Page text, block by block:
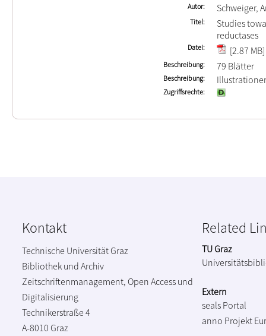
Autor Schweiger,
Titel
Studies
reductases
Datei [2.87 MB]
Beschreibung 79 Blätter
Beschreibung
Zugriffsrechte
Kontakt
Technische Universität Graz
Bibliothek und Archiv
Zeitschriftenmanagement, Open Access und
Digitalisierung
Technikerstraße 4
A-8010 Graz
Related
TU Graz
Extern
seals Portal
anno Projekt